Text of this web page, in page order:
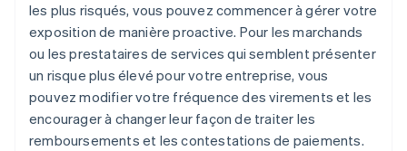
les plus risqués, vous pouvez commencer à gérer votre
exposition de manière proactive. Pour les marchands
ou les prestataires de services qui semblent présenter
un risque plus élevé pour votre entreprise, vous
pouvez modifier votre fréquence des virements et les
encourager à changer leur façon de traiter les
remboursements et les contestations de paiements.